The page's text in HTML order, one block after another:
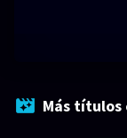
Más títulos